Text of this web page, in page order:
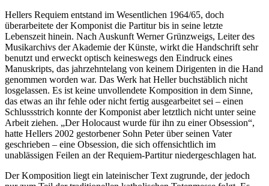
Hellers Requiem entstand im Wesentlichen 1964/65, doch
überarbeitete der Komponist die Partitur bis in seine letzte
Lebenszeit hinein. Nach Auskunft Werner Grünzweigs, Leiter des
Musikarchivs der Akademie der Künste, wirkt die Handschrift sehr
benutzt und erweckt optisch keineswegs den Eindruck eines
Manuskripts, das jahrzehntelang von keinem Dirigenten in die Hand
genommen worden war. Das Werk hat Heller buchstäblich nicht
losgelassen. Es ist keine unvollendete Komposition in dem Sinne,
das etwas an ihr fehle oder nicht fertig ausgearbeitet sei – einen
Schlussstrich konnte der Komponist aber letztlich nicht unter seine
Arbeit ziehen. „Der Holocaust wurde für ihn zu einer Obsession“,
hatte Hellers 2002 gestorbener Sohn Peter über seinen Vater
geschrieben – eine Obsession, die sich offensichtlich im
unablässigen Feilen an der Requiem-Partitur niedergeschlagen hat.
Der Komposition liegt ein lateinischer Text zugrunde, der jedoch